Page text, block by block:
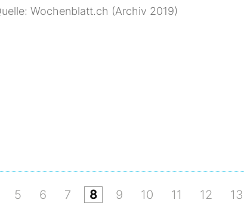
Wochenblatt.ch (Archiv 2019)
5 6 7 8 9 10 11 12 13